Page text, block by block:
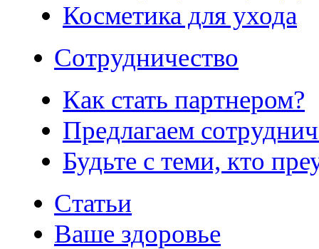
Косметика для ухода
Сотрудничество
Как стать партнером?
Предлагаем
Будьте с теми, кто
Статьи
Ваше здоровье